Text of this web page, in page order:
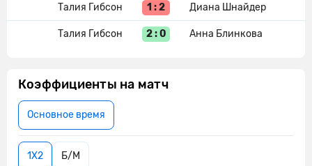
Талия Гибсон 1 : 2 Диана Шнайдер
Талия Гибсон 2 : 0 Анна Блинкова
Коэффициенты на матч
Основное время
1X2 Б/М